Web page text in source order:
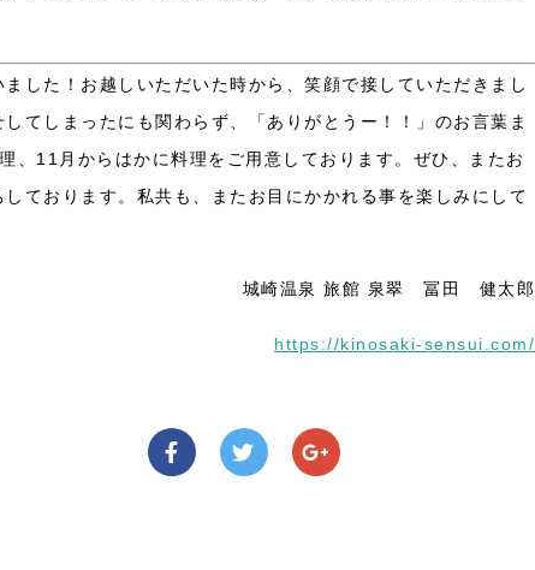
した！お越しいただいた時から、笑顔で接していただきまし
てしまったにも関わらず、「ありがとうー！！」のお言葉ま
、11月からはかに料理をご用意しております。ぜひ、またお
ております。私共も、またお目にかかれる事を楽しみにして
城崎温泉 旅館 泉翠 冨田 健太郎
https://kinosaki-sensui.com/